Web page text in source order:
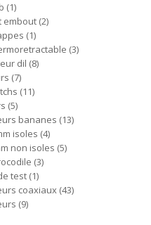
1
embout 2
1
3
dil 8
7
11
5
bananes 13
isoles 4
non isoles 5
3
test 1
coaxiaux 43
9